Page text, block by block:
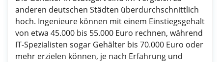
anderen deutschen Städten überdurchschnittlich
hoch. Ingenieure können mit einem Einstiegsgehalt
von etwa 45.000 bis 55.000 Euro rechnen, während
IT-Spezialisten sogar Gehälter bis 70.000 Euro oder
mehr erzielen können, je nach Erfahrung und